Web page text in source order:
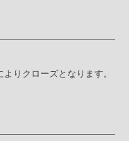
りクローズとなります。